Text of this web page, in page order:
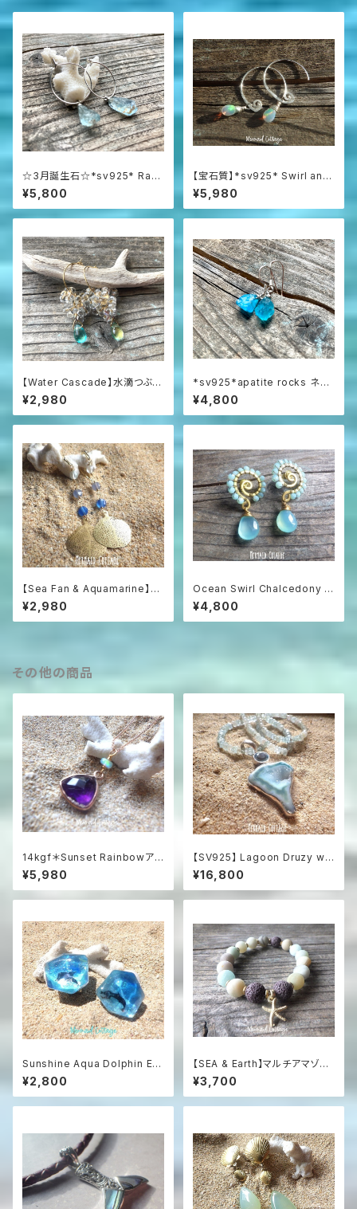
☆3月誕生石☆*sv925* Raw
Aquamarine アクアマリン原石
の一粒ピアス
¥5,800
【宝石質】*sv925* Swirl and
Opal プレシャスオパールの渦
巻きピアス☆AAAAA
¥5,980
【Water Cascade】水滴つぶつ
ぶガラスと海の雫のフープピア
ス
¥2,980
*sv925*apatite rocks ネオ
ンブルーアパタイト原石の一粒
ピアス
¥4,800
【Sea Fan & Aquamarine】海
うちわと3色アクアマリンのグラ
デーションピアス
¥2,980
Ocean Swirl Chalcedony *
Sea blue* 波の渦から滴るシ
ーブルーカルセドニーのボヘミ
アンピアス
¥4,800
その他の商品
14kgf＊Sunset Rainbowアメ
ジストと虹色オパールの夕暮れ
ネックレス（14KGFローズゴー
ルド）
¥5,980
【SV925】 Lagoon Druzy wit
h Blue Topaz & Aquamarin
e 海の女神のドゥルージース
テートメントネックレス
¥16,800
Sunshine Aqua Dolphin Ear
rings（蝶バネクリップタイプ）
¥2,800
【SEA & Earth】マルチアマゾナ
イトと焦茶熔岩のビーチアロマ
ブレスレット（スターフィッシュ・
チャーム付）
¥3,700